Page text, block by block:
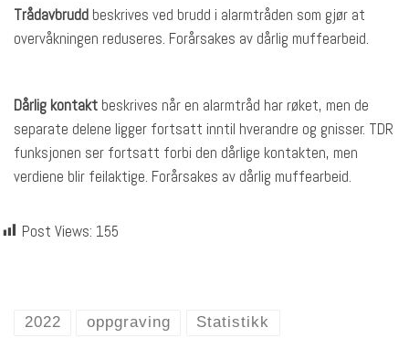
Trådavbrudd beskrives ved brudd i alarmtråden som gjør at
overvåkningen reduseres. Forårsakes av dårlig muffearbeid.
Dårlig kontakt beskrives når en alarmtråd har røket, men de
separate delene ligger fortsatt inntil hverandre og gnisser. TDR
funksjonen ser fortsatt forbi den dårlige kontakten, men
verdiene blir feilaktige. Forårsakes av dårlig muffearbeid.
Post Views: 155
2022 oppgraving Statistikk